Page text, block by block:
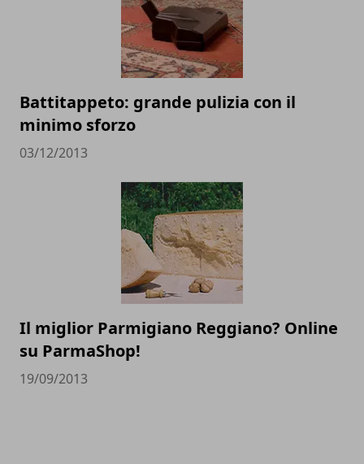
Battitappeto: grande pulizia con il
minimo sforzo
03/12/2013
Il miglior Parmigiano Reggiano? Online
su ParmaShop!
19/09/2013